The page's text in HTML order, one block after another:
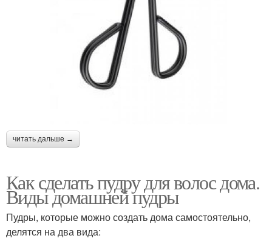
читать дальше →
Как сделать пудру для волос дома.
Виды домашней пудры
Пудры, которые можно создать дома самостоятельно,
делятся на два вида: